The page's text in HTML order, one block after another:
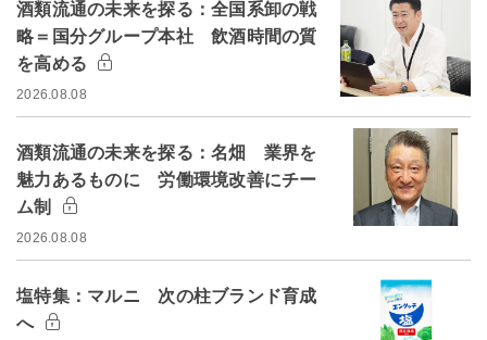
酒類流通の未来を探る：全国系卸の戦
略＝国分グループ本社 飲酒時間の質
を高める
2026.08.08
酒類流通の未来を探る：名畑 業界を
魅力あるものに 労働環境改善にチー
ム制
2026.08.08
塩特集：マルニ 次の柱ブランド育成
へ